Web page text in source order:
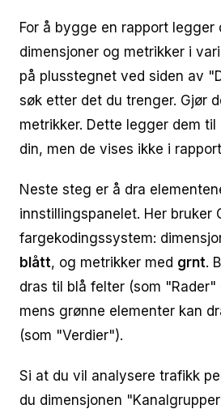
For å bygge en rapport legger
dimensjoner og metrikker i
på plusstegnet ved siden av
søk etter det du trenger. Gjør
metrikker. Dette legger dem
din, men de vises ikke i
Neste steg er å dra
innstillingspanelet. Her bruker
fargekodingssystem:
blått, og metrikker med grnt.
dras til blå felter (som "Rader"
mens grønne elementer kan
(som "Verdier").
Si at du vil analysere trafikk
du dimensjonen